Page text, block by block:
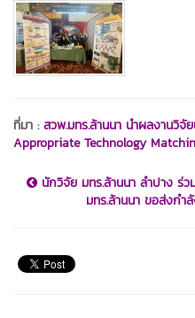
ที่มา :สวพ.มทร.ล้านนา นำผลงานวิจั
Appropriate Technology
นักวิจัย มทร.ล้านนา ลำปาง ร่ว
มทร.ล้านนา ขอส่งกำ